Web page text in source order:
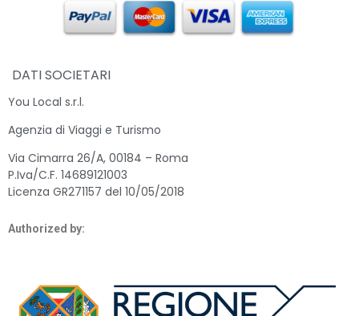
DATI SOCIETARI
You Local s.r.l.
Agenzia di Viaggi e Turismo
Via Cimarra 26/A, 00184 – Roma
P.Iva/C.F. 14689121003
Licenza GR271157 del 10/05/2018
Authorized by: